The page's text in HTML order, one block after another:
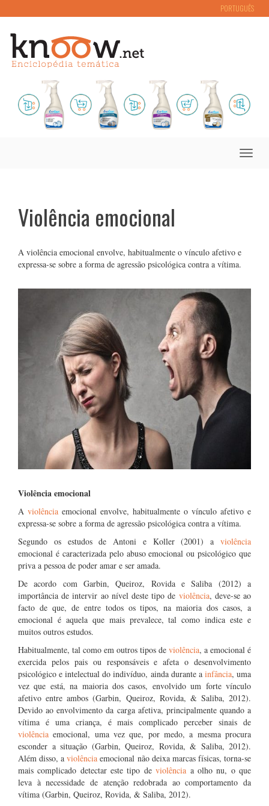
PORTUGUÊS
Toggle
Violência emocional
A violência emocional envolve, habitualmente o vínculo afetivo e
expressa-se sobre a forma de agressão psicológica contra a vítima.
Violência emocional
A violência emocional envolve, habitualmente o vínculo afetivo e
expressa-se sobre a forma de agressão psicológica contra a vítima.
Segundo os estudos de Antoni e Koller (2001) a violência
emocional é caracterizada pelo abuso emocional ou psicológico que
priva a pessoa de poder amar e ser amada.
De acordo com Garbin, Queiroz, Rovida e Saliba (2012) a
importância de intervir ao nível deste tipo de violência, deve-se ao
facto de que, de entre todos os tipos, na maioria dos casos, a
emocional é aquela que mais prevalece, tal como indica este e
muitos outros estudos.
Habitualmente, tal como em outros tipos de violência, a emocional é
exercida pelos pais ou responsáveis e afeta o desenvolvimento
psicológico e intelectual do indivíduo, ainda durante a infância, uma
vez que está, na maioria dos casos, envolvido um forte vínculo
afetivo entre ambos (Garbin, Queiroz, Rovida, & Saliba, 2012).
Devido ao envolvimento da carga afetiva, principalmente quando a
vítima é uma criança, é mais complicado perceber sinais de
violência emocional, uma vez que, por medo, a mesma procura
esconder a situação (Garbin, Queiroz, Rovida, & Saliba, 2012).
Além disso, aviolência emocional não deixa marcas físicas, torna-se
mais complicado detectar este tipo deviolência a olho nu, o que
leva à necessidade de atenção redobrada ao comportamento da
vítima (Garbin, Queiroz, Rovida, & Saliba, 2012).